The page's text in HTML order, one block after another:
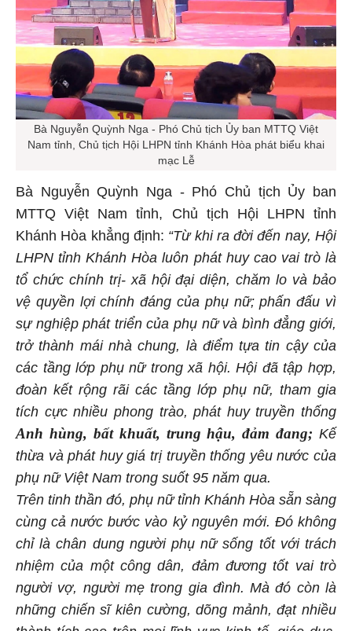
Bà Nguyễn Quỳnh Nga - Phó Chủ tịch Ủy ban MTTQ Việt
Nam tỉnh, Chủ tịch Hội LHPN tỉnh Khánh Hòa phát biểu khai
mạc Lễ
Bà Nguyễn Quỳnh Nga - Phó Chủ tịch Ủy ban
MTTQ Việt Nam tỉnh, Chủ tịch Hội LHPN tỉnh
Khánh Hòa khẳng định: “Từ khi ra đời đến nay,Hội
LHPN tỉnh Khánh Hòa luôn phát huy cao vai trò là
tổ chức chính trị- xã hội đại diện, chăm lo và bảo
vệ quyền lợi chính đáng của phụ nữ; phấn đấu vì
sự nghiệp phát triển của phụ nữ và bình đẳng giới,
trở thành mái nhà chung, là điểm tựa tin cậy của
các tầng lớp phụ nữ trong xã hội. Hội đã tập hợp,
đoàn kết rộng rãi các tầng lớp phụ nữ, tham gia
tích cực nhiều phong trào, phát huy truyền thống
Anh hùng, bất khuất, trung hậu, đảm đang; Kế
thừa và phát huy giá trị truyền thống yêu nước của
phụ nữ Việt Nam trong suốt 95 năm qua.
Trên tinh thần đó, phụ nữ tỉnh Khánh Hòa sẵn sàng
cùng cả nước bước vào kỷ nguyên mới. Đó không
chỉ là chân dung người phụ nữ sống tốt với trách
nhiệm của một công dân, đảm đương tốt vai trò
người vợ, người mẹ trong gia đình. Mà đó còn là
những chiến sĩ kiên cường, dõng mảnh, đạt nhiều